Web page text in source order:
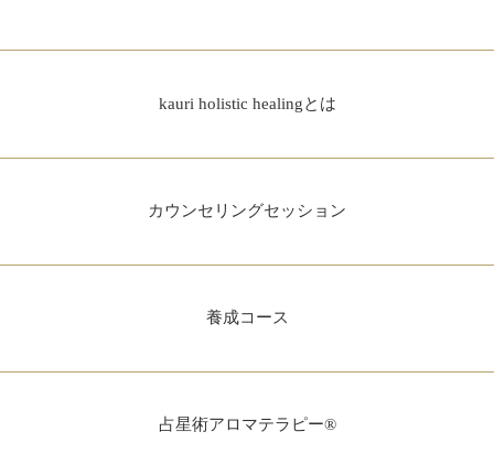
kauri holistic healingとは
カウンセリングセッション
養成コース
占星術アロマテラピー®